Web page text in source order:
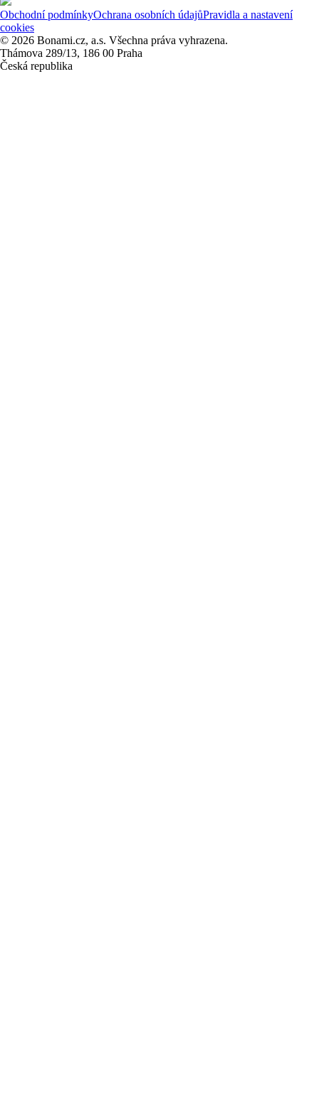
Obchodní podmínkyOchrana osobních údajůPravidla a nastavení
cookies
© 2026 Bonami.cz, a.s. Všechna práva vyhrazena.
Thámova 289/13, 186 00 Praha
Česká republika